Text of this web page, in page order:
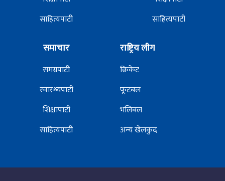
साहित्यपाटी
साहित्यपाटी
समाचार
समग्रपाटी
स्वास्थ्यपाटी
शिक्षापाटी
साहित्यपाटी
राष्ट्रिय लीग
क्रिकेट
फूटबल
भलिबल
अन्य खेलकुद